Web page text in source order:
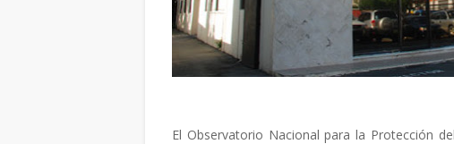
El Observatorio Nacional para la Protección